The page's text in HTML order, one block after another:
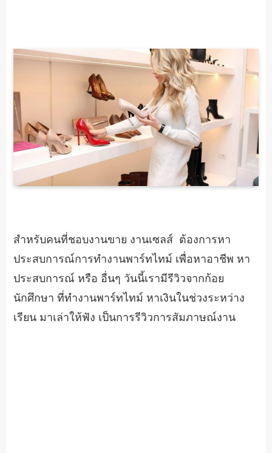
สำหรับคนที่ชอบงานขาย งานเซลส์ ต้องการหา
ประสบการณ์การทำงานพาร์ทไทม์ เพื่อหาอาชีพ หา
ประสบการณ์ หรือ อื่นๆ วันนี้เรามีรีวิวจากก้อย
นักศึกษา ที่ทำงานพาร์ทไทม์ หาเงินในช่วงระหว่าง
เรียน มาเล่าให้ฟัง เป็นการรีวิวการสัมภาษณ์งาน